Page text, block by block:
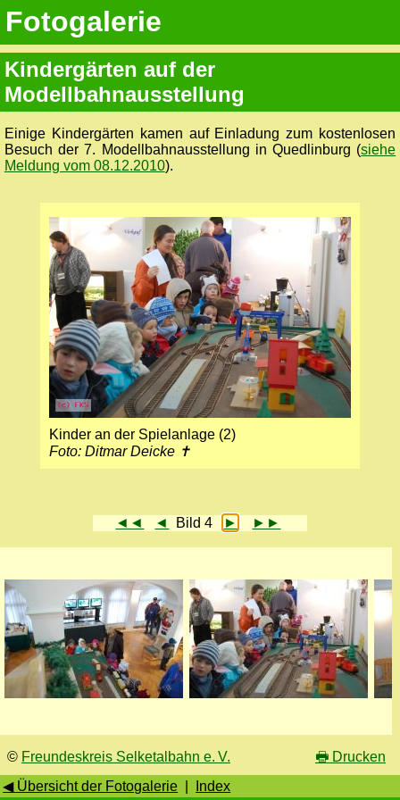
Fotogalerie
Kindergärten auf der
Modellbahnausstellung
Einige Kindergärten kamen auf Einladung zum kostenlosen
Besuch der 7. Modellbahnausstellung in Quedlinburg (siehe
Meldung vom 08.12.2010).
Kinder an der Spielanlage (2)
Foto: Ditmar Deicke ✝
◄◄ ◄ Bild 4 ► ►►
© Freundeskreis Selketalbahn e. V. 🖶 Drucken
◀ Übersicht der Fotogalerie
Index